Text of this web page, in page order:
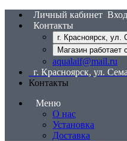
Личный кабинет Вход
Контакты
г. Красноярск,
Магазин работает
aqualaif@mail.ru
г. Красноярск, ул.
Контакты
Меню
О нас
Установка
Доставка